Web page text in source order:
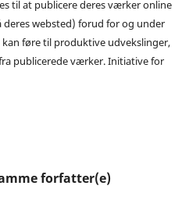
til at publicere deres værker online
deres websted) forud for og under
føre til produktive udvekslinger,
publicerede værker. Initiative for
forfatter(e)